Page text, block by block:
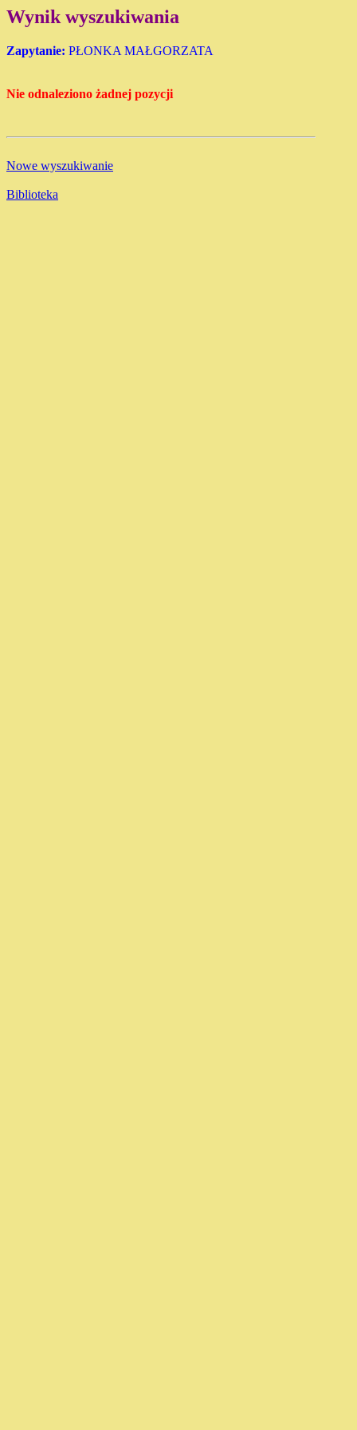
Wynik wyszukiwania
Zapytanie: PŁONKA MAŁGORZATA
Nie odnaleziono żadnej pozycji
Nowe wyszukiwanie
Biblioteka